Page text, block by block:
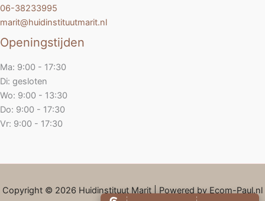
06-38233995
marit@huidinstituutmarit.nl
Openingstijden
Ma: 9:00 - 17:30
Di: gesloten
Wo: 9:00 - 13:30
Do: 9:00 - 17:30
Vr: 9:00 - 17:30
Copyright © 2026 Huidinstituut Marit | Powered by Ecom-Paul.nl